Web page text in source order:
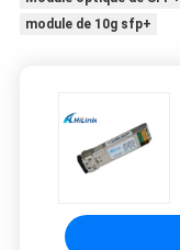
module de 10g sfp+